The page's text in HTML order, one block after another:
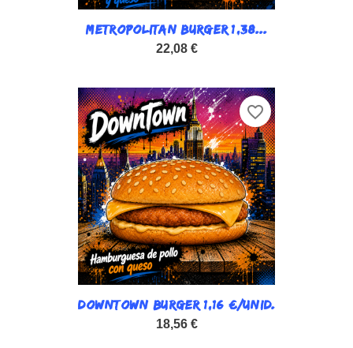
METROPOLITAN BURGER 1,38...
22,08 €
DOWNTOWN BURGER 1,16 €/UNID.
18,56 €
favorite_border